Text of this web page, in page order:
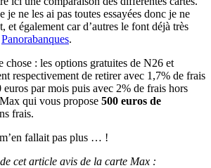
je ne les ai pas toutes essayées donc je ne
et également car d’autres le font déjà très
Panorabanques.
chose : les options gratuites de N26 et
respectivement de retirer avec 1,7% de frais
par mois puis avec 2% de frais hors
qui vous propose 500 euros de
frais.
fallait pas plus … !
cet article avis de la carte Max :